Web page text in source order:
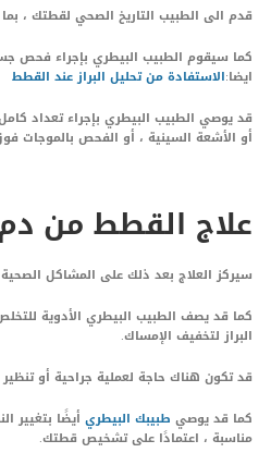
قدم الى الطبيب التاريخ الصحي لقطتك ، بما
كما سيقوم الطبيب البيطري بإجراء فحص
ايضا:الاستفادة من تحليل البراز عند القطط
قد يوصي الطبيب البيطري بإجراء تعداد كامل
أو الأشعة السينية ، أو الفحص بالموجات
علاج القطط من دم
سيركز العلاج بعد ذلك على المشاكل
كما قد يصف الطبيب البيطري الأدوية
البراز لتخفيف الإمساك.
قد تكون هناك حاجة لعملية جراحية أو تنظير
كما قد يوصي طبيبك البيطري أيضًا بتغيير
مناسبة ، اعتمادًا على تشخيص قطتك.